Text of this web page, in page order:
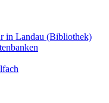
in Landau (Bibliothek)